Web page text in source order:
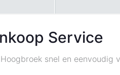
Service
snel en eenvoudig